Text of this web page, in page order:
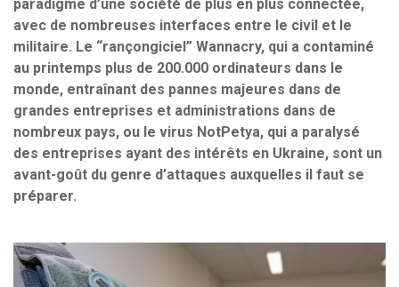
paradigme d’une société de plus en plus connectée,
avec de nombreuses interfaces entre le civil et le
militaire. Le “rançongiciel” Wannacry, qui a contaminé
au printemps plus de 200.000 ordinateurs dans le
monde, entraînant des pannes majeures dans de
grandes entreprises et administrations dans de
nombreux pays, ou le virus NotPetya, qui a paralysé
des entreprises ayant des intérêts en Ukraine, sont un
avant-goût du genre d’attaques auxquelles il faut se
préparer.